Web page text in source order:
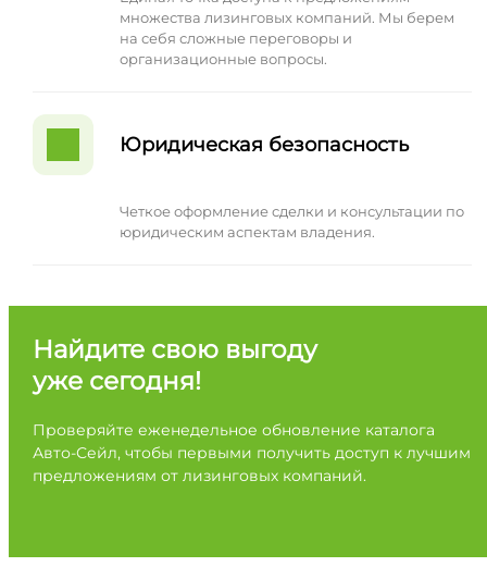
множества лизинговых компаний. Мы берем
на себя сложные переговоры и
организационные вопросы.
Юридическая безопасность
Четкое оформление сделки и консультации по
юридическим аспектам владения.
Найдите свою выгоду
уже сегодня!
Проверяйте еженедельное обновление каталога
Авто-Сейл, чтобы первыми получить доступ к лучшим
предложениям от лизинговых компаний.